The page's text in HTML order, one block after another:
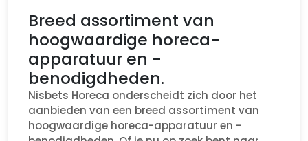
Breed assortiment van
hoogwaardige horeca-
apparatuur en -
benodigdheden.
Nisbets Horeca onderscheidt zich door het
aanbieden van een breed assortiment van
hoogwaardige horeca-apparatuur en -